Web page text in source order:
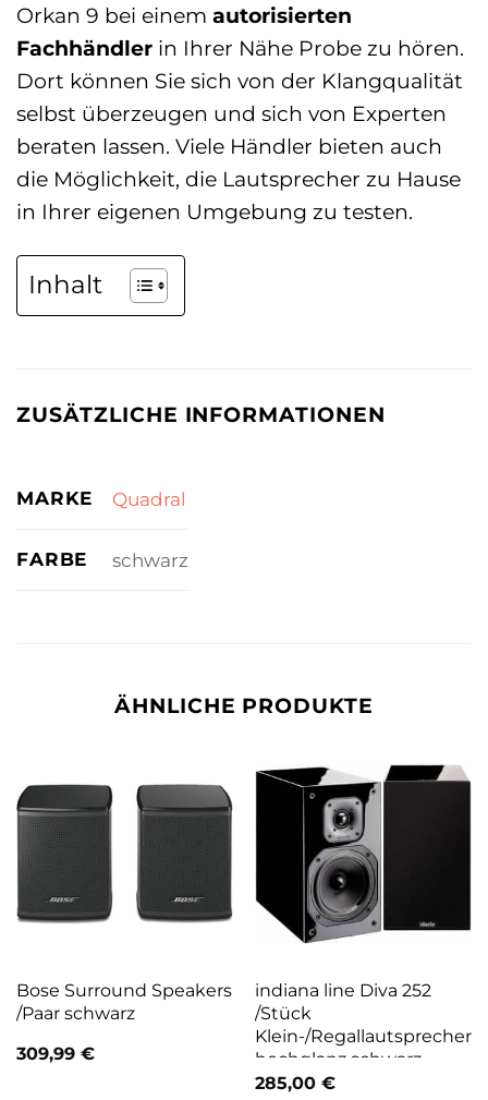
Orkan 9 bei einem autorisierten
Fachhändler in Ihrer Nähe Probe zu hören.
Dort können Sie sich von der Klangqualität
selbst überzeugen und sich von Experten
beraten lassen. Viele Händler bieten auch
die Möglichkeit, die Lautsprecher zu Hause
in Ihrer eigenen Umgebung zu testen.
Inhalt
ZUSÄTZLICHE INFORMATIONEN
MARKE Quadral
FARBE schwarz
ÄHNLICHE PRODUKTE
Bose Surround Speakers
/Paar schwarz
309,99 €
indiana line Diva 252
/Stück
Klein-/Regallautsprecher
hochglanz schwarz
285,00 €